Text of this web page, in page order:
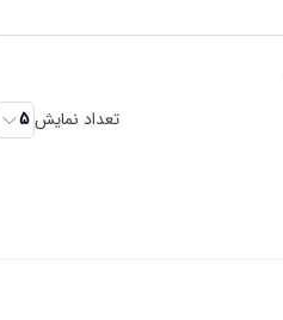
تعداد نمایش 5